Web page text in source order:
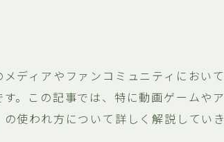
メディアやファンコミュニティにおい
。この記事では、特に動画ゲームや
使われ方について詳しく解説していき